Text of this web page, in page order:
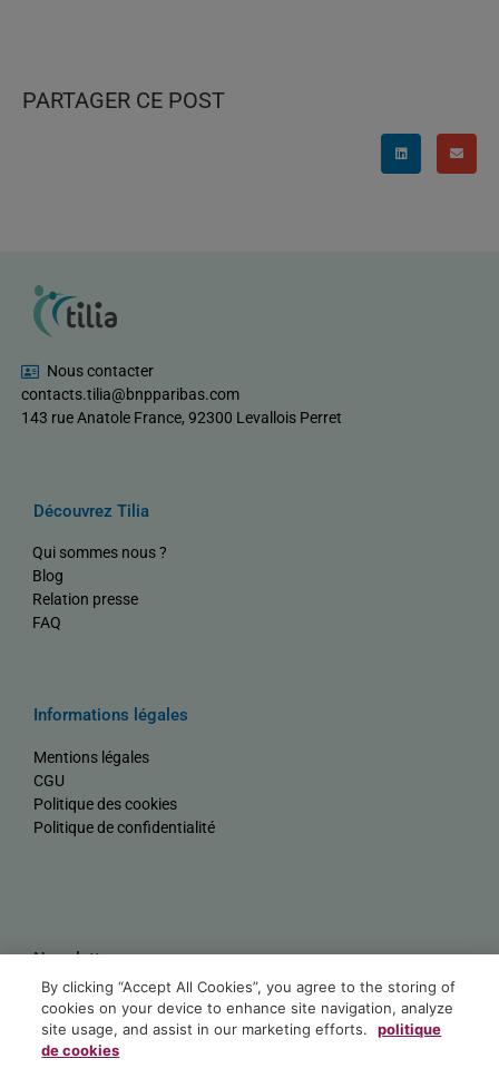
PARTAGER CE POST
Nous contacter
contacts.tilia@bnpparibas.com
143 rue Anatole France, 92300 Levallois Perret
Découvrez Tilia
Qui sommes nous ?
Blog
Relation presse
FAQ
Informations légales
Mentions légales
CGU
Politique des cookies
Politique de confidentialité
Newsletter
Nom
E-mail
By clicking “Accept All Cookies”, you agree to the storing of
cookies on your device to enhance site navigation, analyze
site usage, and assist in our marketing efforts.
politique
de cookies